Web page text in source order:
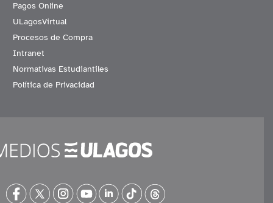
Pagos Online
ULagosVirtual
Procesos de Compra
Intranet
Normativas Estudiantiles
Política de Privacidad